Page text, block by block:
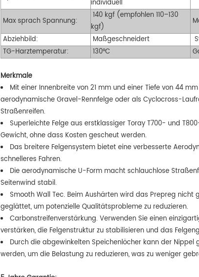
individuell
Max sprach Spannung:
140 kgf (empfohlen 110–130
kgf)
Abziehbild:
Maßgeschneidert
TG-Harztemperatur:
130°C
Merkmale
Mit einer Innenbreite von 21 mm und einer Tiefe von 44
aerodynamische Gravel-Rennfelge oder als Cyclocross-
Straßenreifen.
Superleichte Felge aus erstklassiger Toray T700- und
Gewicht, ohne dass Kosten gescheut werden.
Das breitere Felgensystem bietet eine verbesserte
schnelleres Fahren.
Die aerodynamische U-Form macht schlauchlose
Seitenwind stabil.
Smooth Wall Tec. Beim Aushärten wird das Prepreg
geglättet, um potenzielle Qualitätsprobleme zu reduzieren.
Carbonstreifenverstärkung. Verwenden Sie einen
verstärken, die Felgenstruktur zu stabilisieren und das
Durch die abgewinkelten Speichenlöcher kann der
werden, um die Belastung zu reduzieren, was zu weniger